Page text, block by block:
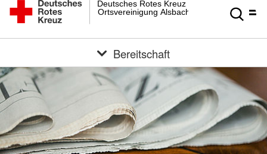
Ortsvereinigung Alsbach
Deutsches Rotes Kreuz
Bereitschaft